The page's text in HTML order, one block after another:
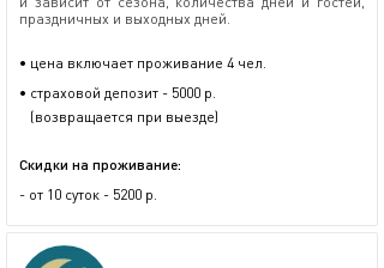
праздничных и выходных дней.
• цена включает проживание 4 чел.
• страховой депозит - 5000 р.
(возвращается при выезде)
Скидки на проживание:
- от 10 суток - 5200 р.